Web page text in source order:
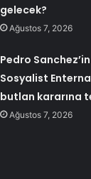
gelecek?
Ağustos 7, 2026
Pedro Sanchez’in
Sosyalist
butlan kararına
Ağustos 7, 2026